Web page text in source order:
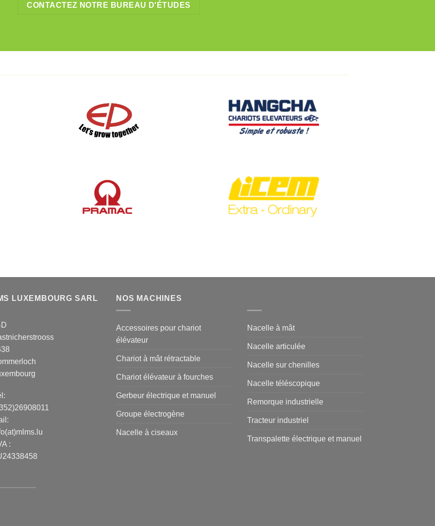
CONTACTEZ NOTRE BUREAU D'ÉTUDES
LUXEMBOURG SARL
:
NOS MACHINES
Accessoires pour chariot
élévateur
Chariot à mât rétractable
Chariot élévateur à fourches
Gerbeur électrique et manuel
Groupe électrogène
Nacelle à ciseaux
Nacelle à mât
Nacelle articulée
Nacelle sur chenilles
Nacelle téléscopique
Remorque industrielle
Tracteur industriel
Transpalette électrique et manuel